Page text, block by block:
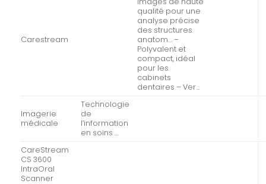
Carestream
qualité pour une
analyse précise
des structures
anatom… –
Polyvalent et
compact, idéal
pour les
cabinets
dentaires – Ver…
Imagerie
médicale
Technologie
de
l’information
en soins …
CareStream
CS 3600
IntraOral
Scanner